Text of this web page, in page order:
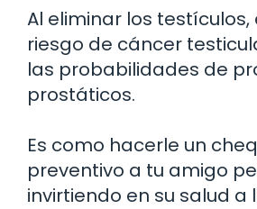
Al eliminar los testículos,
riesgo de cáncer
las probabilidades de
prostáticos.
Es como hacerle un
preventivo a tu amigo
invirtiendo en su salud a